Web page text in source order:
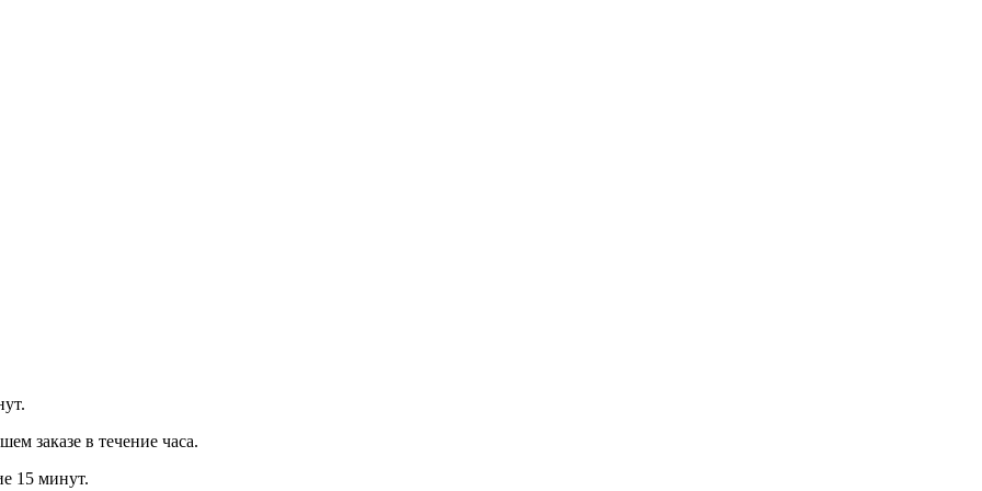
заказе в течение часа.
15 минут.